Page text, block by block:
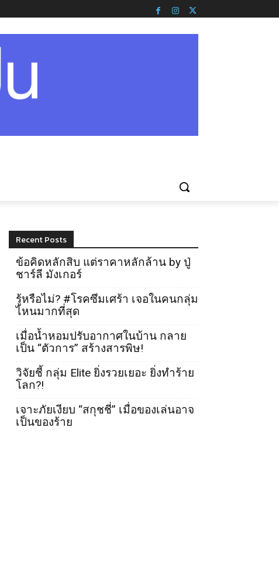
Recent Posts
ข้อคิดหลักสิบ แต่ราคาหลักล้าน by ปู่
ชาร์ลี มังเกอร์
รู้หรือไม่? #โรคซึมเศร้า เจอในคนกลุ่ม
ไหนมากที่สุด
เมื่อน้ำหอมปรับอากาศในบ้าน กลาย
เป็น “ตัวการ” สร้างสารพิษ!
วิจัยชี้ กลุ่ม Elite ยิ่งรวยเยอะ ยิ่งทำร้าย
โลก?!
เจาะภัยเงียบ “สกุชชี่” เมื่อของเล่นอาจ
เป็นของร้าย